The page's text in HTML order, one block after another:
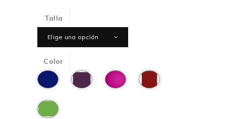
Talla
Elige una opción
Color